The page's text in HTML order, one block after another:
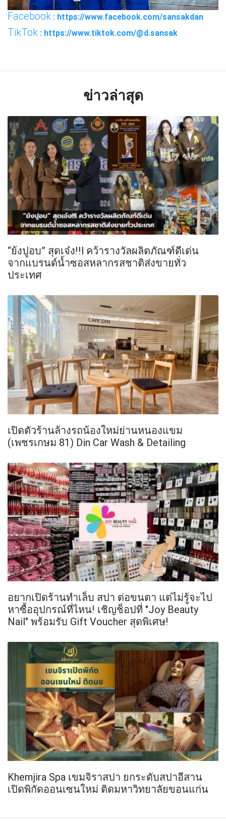
Facebook : https://www.facebook.com/sansakdan
TikTok : https://www.tiktok.com/@d.sansak
ข่าวล่าสุด
“ย้งปูอบ” สุดเจ๋ง!!l คว้ารางวัลผลิตภัณฑ์ดีเด่น
จากแบรนด์น้ำซอสหลากรสชาติส่งขายทั่ว
ประเทศ
เปิดตัวร้านล้างรถน้องใหม่ย่านหนองแขม
(เพชรเกษม 81) Din Car Wash & Detailing
อยากเปิดร้านทำเล็บ สปา ต่อขนตา แต่ไม่รู้จะไป
หาซื้ออุปกรณ์ที่ไหน! เชิญช็อปที่ "Joy Beauty
Nail" พร้อมรับ Gift Voucher สุดพิเศษ!
Khemjira Spa เขมจิราสปา ยกระดับสปาอีสาน
เปิดพิกัดออนเซนใหม่ ติดมหาวิทยาลัยขอนแก่น